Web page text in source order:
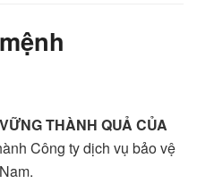
THÀNH QUẢ CỦA
Công ty dịch vụ bảo vệ